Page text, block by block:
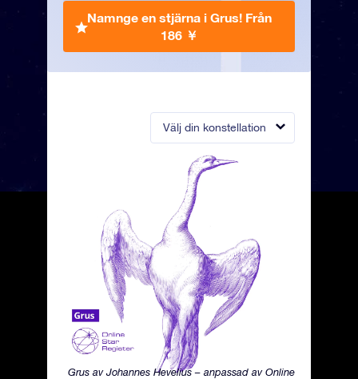
Välj din konstellation
Grus av Johannes Hevelius – anpassad av Online
Namnge en stjärna i Grus! Från
186 ￥